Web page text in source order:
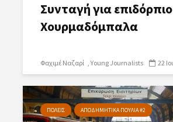
Συνταγή για
Χουρμαδόμπαλα
Φαχιμέ Ναζαρί Young Journalists 22
ΠΟΛΕΙΣ ΑΠΟΔΗΜΗΤΙΚΑ ΠΟΥΛΙΑ #2